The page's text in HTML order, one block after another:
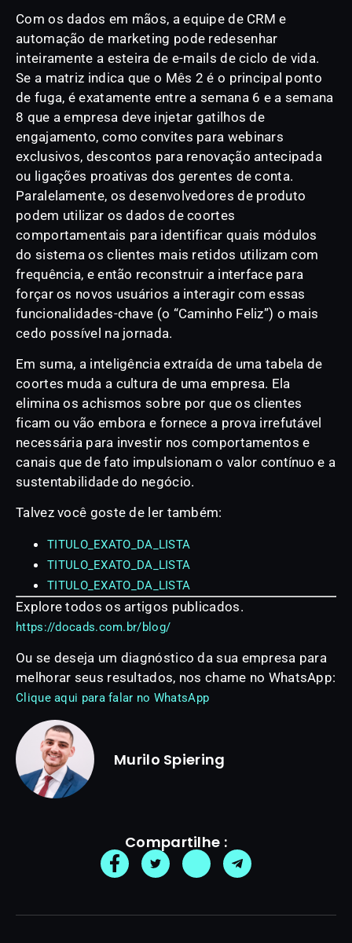
Com os dados em mãos, a equipe de CRM e
automação de marketing pode redesenhar
inteiramente a esteira de e-mails de ciclo de vida.
Se a matriz indica que o Mês 2 é o principal ponto
de fuga, é exatamente entre a semana 6 e a semana
8 que a empresa deve injetar gatilhos de
engajamento, como convites para webinars
exclusivos, descontos para renovação antecipada
ou ligações proativas dos gerentes de conta.
Paralelamente, os desenvolvedores de produto
podem utilizar os dados de coortes
comportamentais para identificar quais módulos
do sistema os clientes mais retidos utilizam com
frequência, e então reconstruir a interface para
forçar os novos usuários a interagir com essas
funcionalidades-chave (o “Caminho Feliz”) o mais
cedo possível na jornada.
Em suma, a inteligência extraída de uma tabela de
coortes muda a cultura de uma empresa. Ela
elimina os achismos sobre por que os clientes
ficam ou vão embora e fornece a prova irrefutável
necessária para investir nos comportamentos e
canais que de fato impulsionam o valor contínuo e a
sustentabilidade do negócio.
Talvez você goste de ler também:
TITULO_EXATO_DA_LISTA
TITULO_EXATO_DA_LISTA
TITULO_EXATO_DA_LISTA
Explore todos os artigos publicados.
https://docads.com.br/blog/
Ou se deseja um diagnóstico da sua empresa para
melhorar seus resultados, nos chame no WhatsApp:
Clique aqui para falar no WhatsApp
Murilo Spiering
Compartilhe :